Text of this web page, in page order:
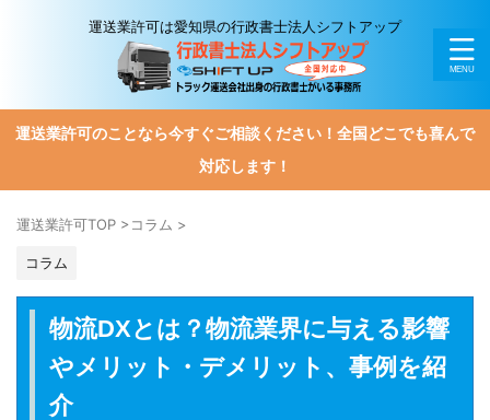
運送業許可は愛知県の行政書士法人シフトアップ
運送業許可のことなら今すぐご相談ください！全国どこでも喜んで
対応します！
運送業許可TOP >コラム >
コラム
物流DXとは？物流業界に与える影響
やメリット・デメリット、事例を紹
介